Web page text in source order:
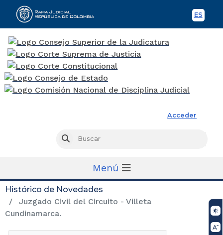
ES
Acceder
Buscar
Menú
Histórico de Novedades
Juzgado Civil del Circuito - Villeta
Cundinamarca.